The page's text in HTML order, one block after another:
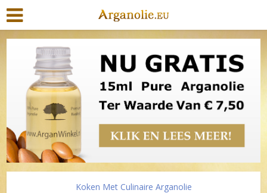
Koken Met Culinaire Arganolie